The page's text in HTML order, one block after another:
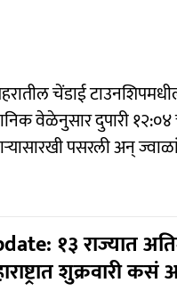
चेंडाई
वेळेनुसार दुपारी
पसरली अन्
१३ राज्यात
शुक्रवारी